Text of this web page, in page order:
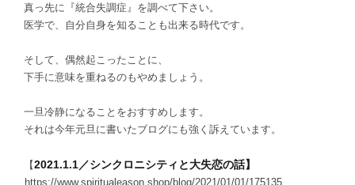
真っ先に『統合失調症』を調べて下さい。
医学で、自分自身を知ることも出来る時代です。
そして、偶然起こったことに、
下手に意味を重ねるのもやめましょう。
一旦冷静になることをおすすめします。
それは今年元旦に書いたブログにも強く訴えています。
【2021.1.1／シンクロニシティと大失恋の話】
https://www.spiritualeason.shop/blog/2021/01/01/175135